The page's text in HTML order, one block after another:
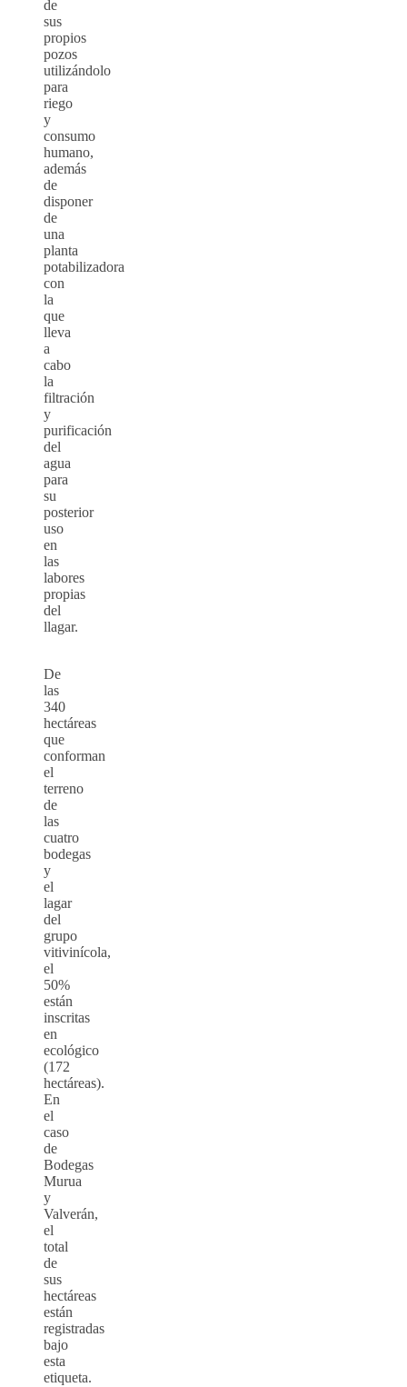
de
sus
propios
pozos
utilizándolo
para
riego
y
consumo
humano,
además
de
disponer
de
una
planta
potabilizadora
con
la
que
lleva
a
cabo
la
filtración
y
purificación
del
agua
para
su
posterior
uso
en
las
labores
propias
del
llagar.
De
las
340
hectáreas
que
conforman
el
terreno
de
las
cuatro
bodegas
y
el
lagar
del
grupo
vitivinícola,
el
50%
están
inscritas
en
ecológico
(172
hectáreas).
En
el
caso
de
Bodegas
Murua
y
Valverán,
el
total
de
sus
hectáreas
están
registradas
bajo
esta
etiqueta.